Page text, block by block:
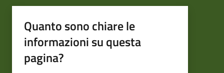
Quanto sono chiare le
informazioni su questa
pagina?